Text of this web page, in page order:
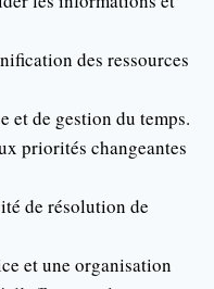
des ressources
et de gestion du temps.
priorités changeantes
de résolution de
et une organisation